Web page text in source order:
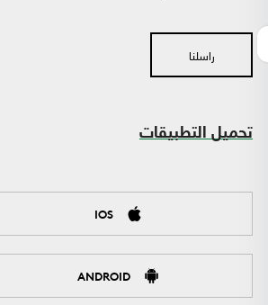
راسلنا
تحميل التطبيقات
IOS
ANDROID